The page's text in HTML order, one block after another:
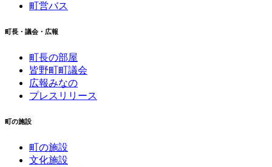
町営バス
町長・議会・広報
町長の部屋
皆野町町議会
広報みなの
プレスリリース
町の施設
町の施設
文化施設